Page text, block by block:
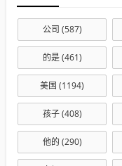
公司 (587)
的是(461)
美国 (1194)
孩子(408)
他的 (290)